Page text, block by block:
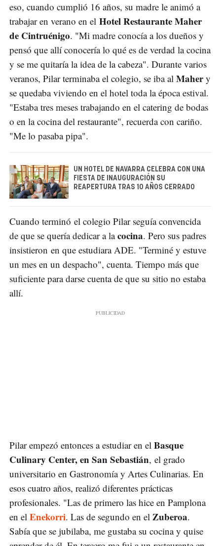
eso, cuando cumplió 16 años, su madre le animó a
trabajar en verano en el Hotel Restaurante Maher
de Cintruénigo. "Mi madre conocía a los dueños y
pensó que allí conocería lo qué es de verdad la cocina
y se me quitaría la idea de la cabeza". Durante varios
veranos, Pilar terminaba el colegio, se iba al Mahery
se quedaba viviendo en el hotel toda la época estival.
"Estaba tres meses trabajando en el catering de bodas
o en la cocina del restaurante", recuerda con cariño.
"Me lo pasaba pipa".
UN HOTEL DE NAVARRA CELEBRA CON UNA
FIESTA DE INAUGURACIÓN SU
REAPERTURA TRAS 10 AÑOS CERRADO
Cuando terminó el colegio Pilar seguía convencida
de que se quería dedicar a lacocina. Pero sus padres
insistieron en que estudiara ADE. "Terminé y estuve
un mes en un despacho", cuenta. Tiempo más que
suficiente para darse cuenta de que su sitio no estaba
allí.
Pilar empezó entonces a estudiar en el Basque
Culinary Center, en San Sebastián, el grado
universitario en Gastronomía y Artes Culinarias. En
esos cuatro años, realizó diferentes prácticas
profesionales. "Las de primero las hice en Pamplona
en el Enekorri. Las de segundo en el Zuberoa.
Sabía que se jubilaba, me gustaba su cocina y quise